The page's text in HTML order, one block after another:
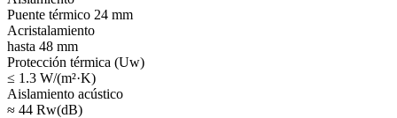
Puente térmico 24 mm
Acristalamiento
hasta 48 mm
Protección térmica (Uw)
≤ 1.3 W/(m²·K)
Aislamiento acústico
≈ 44 Rw(dB)